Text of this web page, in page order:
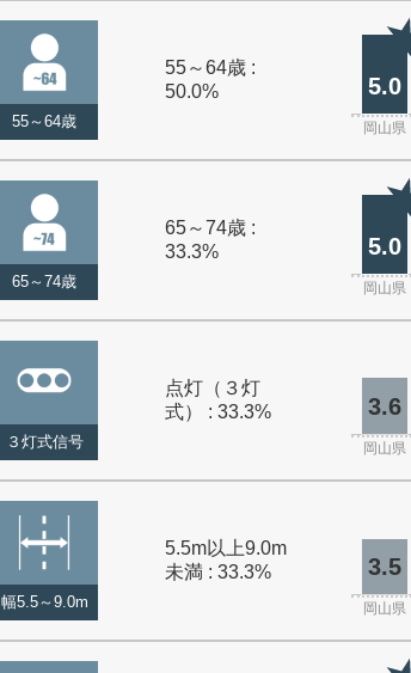
55～64歳
55～64歳 :
50.0%
5.0
岡山県
65～74歳
65～74歳 :
33.3%
5.0
岡山県
３灯式信号
点灯（３灯
式） : 33.3%
3.6
岡山県
幅5.5～9.0m
5.5m以上9.0m
未満 : 33.3%
3.5
岡山県